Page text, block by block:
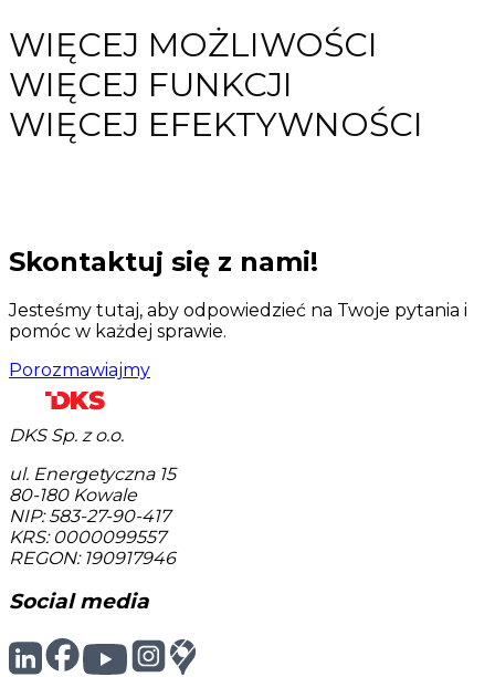
WIĘCEJ MOŻLIWOŚCI
WIĘCEJ FUNKCJI
WIĘCEJ EFEKTYWNOŚCI
Skontaktuj się z nami!
Jesteśmy tutaj, aby odpowiedzieć na Twoje pytania i
pomóc w każdej sprawie.
Porozmawiajmy
DKS Sp. z o.o.
ul. Energetyczna 15
80-180 Kowale
NIP: 583-27-90-417
KRS: 0000099557
REGON: 190917946
Social media